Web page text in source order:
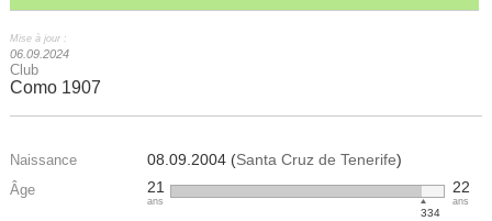
Mise à jour :
06.09.2024
Club
Como 1907
Naissance 08.09.2004 (Santa Cruz de Tenerife)
Âge 21
ans
334
22
ans